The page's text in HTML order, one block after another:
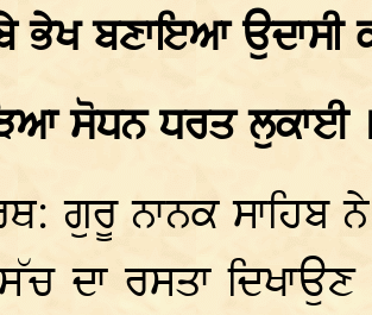
ਭੇਖ ਬਣਾਇਆ ਉਦਾਸੀ
ਸੋਧਨ ਧਰਤ ਲੁਕਾਈ
ਗੁਰੂ ਨਾਨਕ ਸਾਹਿਬ
ਦਾ ਰਸਤਾ